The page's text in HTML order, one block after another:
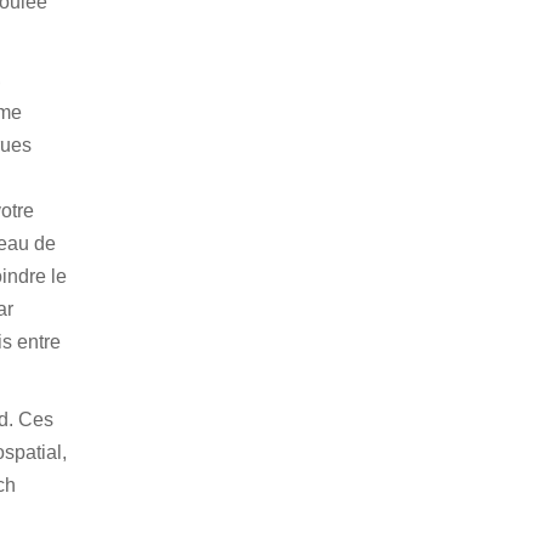
de
le
entre
Ces